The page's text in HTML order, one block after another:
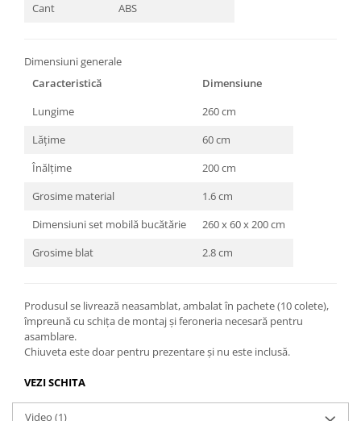
Cant
ABS
Dimensiuni generale
Caracteristică
Dimensiune
Lungime
260 cm
Lățime
60 cm
Înălțime
200 cm
Grosime material
1.6 cm
Dimensiuni set mobilă bucătărie
260 x 60 x 200 cm
Grosime blat
2.8 cm
Produsul se livrează neasamblat, ambalat în pachete (10 colete),
împreună cu schița de montaj și feroneria necesară pentru
asamblare.
Chiuveta este doar pentru prezentare și nu este inclusă.
VEZI SCHITA
Video (1)